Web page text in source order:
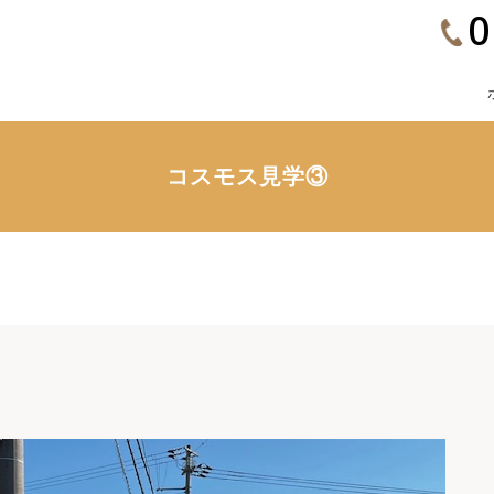
コスモス見学③